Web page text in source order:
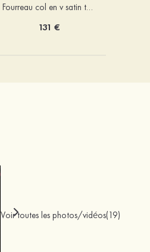
Fourreau col en v satin traîne balayage robe de bal
131 €
Voir toutes les photos/vidéos(19)